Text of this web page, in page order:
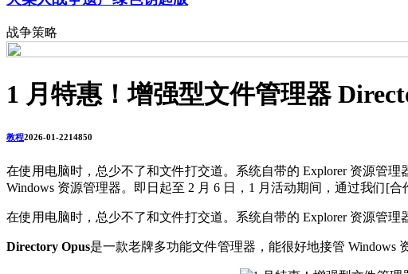
战争策略
1 月特惠！增强型文件管理器
教程2026-01-2214850
在使用电脑时，总少不了和文件打交道。系统自带的 Explorer 资源管
Windows 资源管理器。即日起至 2 月 6 日，1 月活动期间，通过我们[
在使用电脑时，总少不了和文件打交道。系统自带的 Explorer 资源管
Directory Opus是一款老牌多功能文件管理器，能很好地接管 Windows